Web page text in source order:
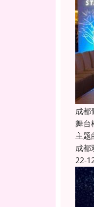
成都
舞台
主
成都
22-